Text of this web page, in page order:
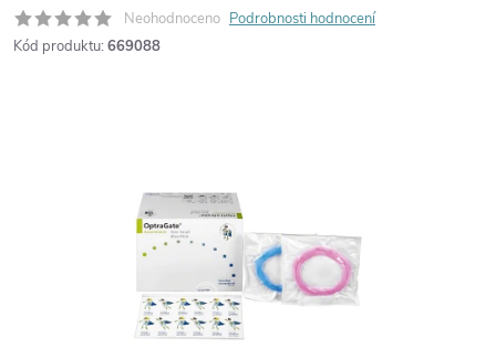
Neohodnoceno Podrobnosti hodnocení
Kód produktu: 669088